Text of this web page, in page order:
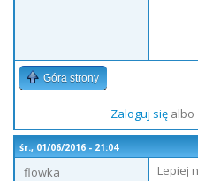
Góra strony
Zaloguj sięalbo
śr., 01/06/2016 - 21:04
flowka
Lepiej